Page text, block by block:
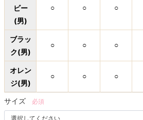
ビー
(男)
○ ○ ○
ブラッ
ク(男)
○ ○ ○
オレン
ジ(男)
○ ○ ○
サイズ 必須